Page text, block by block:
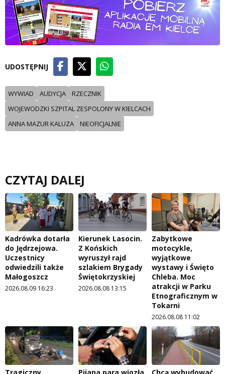
UDOSTĘPNIJ
WYWIAD AUDYCJA
RZECZNIK
WOJEWODZKI SZPITAL ZESPOLONY W KIELCACH
ANNA MAZUR KALUZA
NIEOFICJALNIE
CZYTAJ DALEJ
Kadrówka dotarła
do Jędrzejowa.
Uczestnicy
odwiedzili także
Małogoszcz
2026.08.09 16:23
Kierunek Lasocin.
Z Końskich
wyruszył rajd
szlakiem Brygady
Świętokrzyskiej
2026.08.08 13:15
Zabytkowe
motocykle,
wyjątkowe
wystawy i Święto
Chleba. Moc
atrakcji w Parku
Etnograficznym w
Tokarni
2026.08.08 11:02